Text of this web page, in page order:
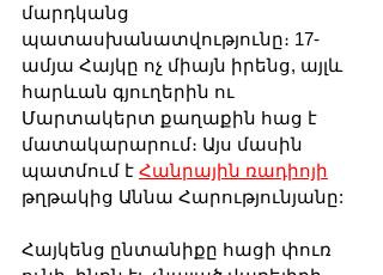
մարդկանց
պատասխանատվությունը։ 17-
ամյա Հայկը ոչ միայն իրենց, այլև
հարևան գյուղերին ու
Մարտակերտ քաղաքին հաց է
մատակարարում։ Այս մասին
պատմում է Հանրային ռադիոյի
թղթակից Աննա Հարությունյանը:
Հայկենց ընտանիքը հացի փուռ